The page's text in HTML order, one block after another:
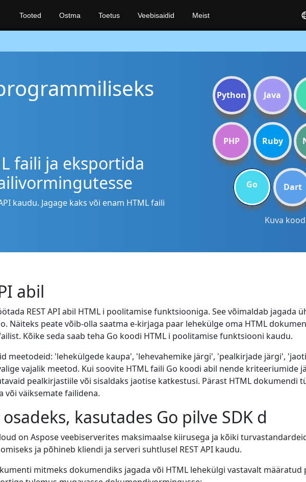
faili ja eksportida
kaudu. Jagage kaks või enam HTML faili
Python Java
PHP Ruby
Go Dart
Kuva
abil
REST API abil HTML i poolitamise funktsiooniga. See võimaldab jagada
Näiteks peate võib-olla saatma e-kirjaga paar lehekülge oma HTML
Kõike seda saab teha Go koodi HTML i poolitamise funktsiooni kaudu.
meetodeid: 'lehekülgede kaupa', 'lehevahemike järgi', 'pealkirjade järgi',
vajalik meetod. Kui soovite HTML faili Go koodi abil nende kriteeriumide
pealkirjastiile või sisaldaks jaotise katkestusi. Pärast HTML dokumendi
väiksemate failidena.
kasutades Go pilve SDK d
on Aspose veebiserverites maksimaalse kiirusega ja kõiki
ja põhineb kliendi ja serveri suhtlusel REST API kaudu.
mitmeks dokumendiks jagada või HTML lehekülgi vastavalt
Tooted Ostma Toetus Veebisaidid Meist